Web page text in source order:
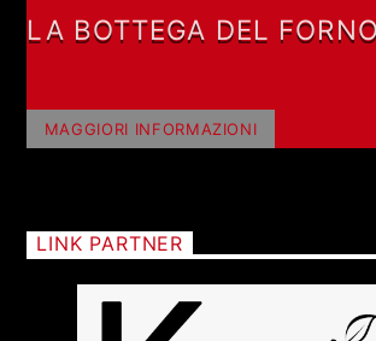
LA BOTTEGA DEL
MAGGIORI INFORMAZIONI
LINK PARTNER